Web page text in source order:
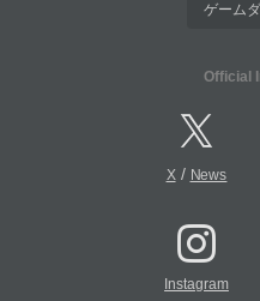
ゲーム
Official
X/ News
Instagram